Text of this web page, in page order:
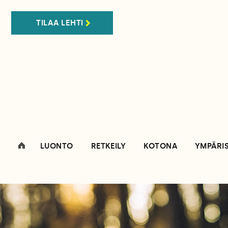
TILAA LEHTI
LUONTO RETKEILY KOTONA